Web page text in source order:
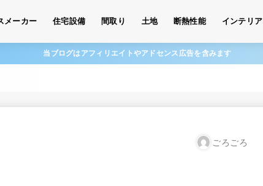
メーカー 住宅設備 間取り 土地 断熱性能 インテリア
当ブログはアフィリエイトやアドセンス広告を含みます
ごろごろ